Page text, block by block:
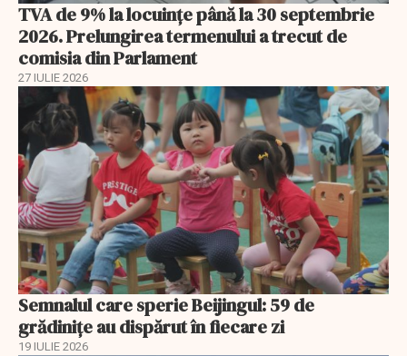
TVA de 9% la locuințe până la 30 septembrie
2026. Prelungirea termenului a trecut de
comisia din Parlament
27 IULIE 2026
Semnalul care sperie Beijingul: 59 de
grădinițe au dispărut în fiecare zi
19 IULIE 2026